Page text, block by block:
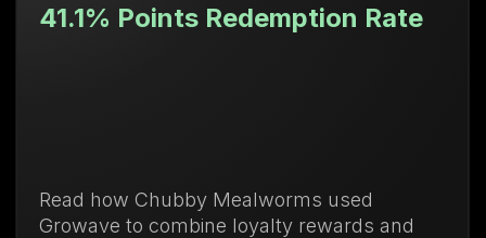
Rate
Mealworms used
loyalty rewards and
Valor de
Descubre cómo
de lealtad y